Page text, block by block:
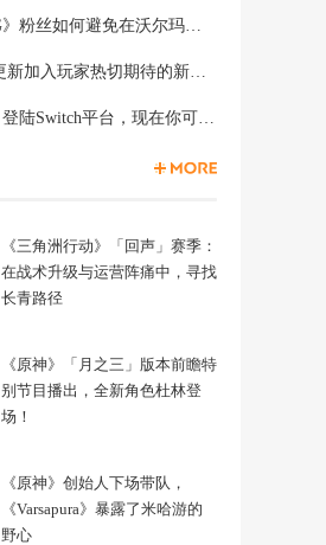
《宝可梦TCG》粉丝如何避免在沃尔玛周三被“烤”
Xbox Insider更新加入玩家热切期待的新功能
《谎言之国》登陆Switch平台，现在你可以在厕所里愤怒退出游戏
《三角洲行动》「回声」赛季：
在战术升级与运营阵痛中，寻找
长青路径
《原神》「月之三」版本前瞻特
别节目播出，全新角色杜林登
场！
《原神》创始人下场带队，
《Varsapura》暴露了米哈游的
野心